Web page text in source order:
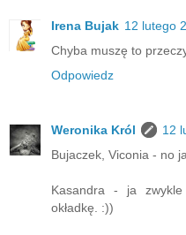
Irena Bujak 12 lutego
Chyba muszę to
Odpowiedz
Weronika Król
12
Bujaczek, Viconia - no
Kasandra - ja
okładkę. :))